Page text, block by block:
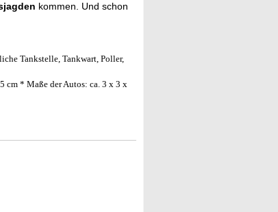
kommen. Und schon
Tankstelle, Tankwart, Poller,
cm * Maße der Autos: ca. 3 x 3 x